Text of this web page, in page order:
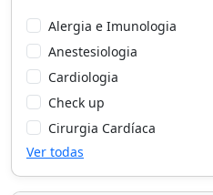
Alergia e Imunologia
Anestesiologia
Cardiologia
Check up
Cirurgia Cardíaca
Ver todas